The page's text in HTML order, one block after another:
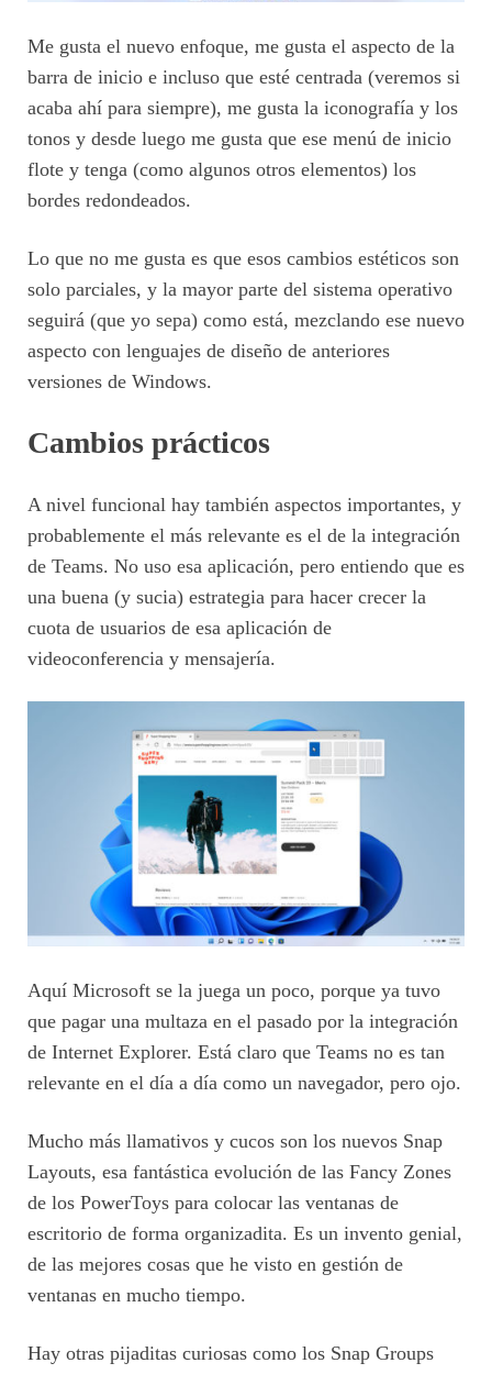
Me gusta el nuevo enfoque, me gusta el aspecto de la
barra de inicio e incluso que esté centrada (veremos si
acaba ahí para siempre), me gusta la iconografía y los
tonos y desde luego me gusta que ese menú de inicio
flote y tenga (como algunos otros elementos) los
bordes redondeados.
Lo que no me gusta es que esos cambios estéticos son
solo parciales, y la mayor parte del sistema operativo
seguirá (que yo sepa) como está, mezclando ese nuevo
aspecto con lenguajes de diseño de anteriores
versiones de Windows.
Cambios prácticos
A nivel funcional hay también aspectos importantes, y
probablemente el más relevante es el de la integración
de Teams. No uso esa aplicación, pero entiendo que es
una buena (y sucia) estrategia para hacer crecer la
cuota de usuarios de esa aplicación de
videoconferencia y mensajería.
Aquí Microsoft se la juega un poco, porque ya tuvo
que pagar una multaza en el pasado por la integración
de Internet Explorer. Está claro que Teams no es tan
relevante en el día a día como un navegador, pero ojo.
Mucho más llamativos y cucos son los nuevos Snap
Layouts, esa fantástica evolución de las Fancy Zones
de los PowerToys para colocar las ventanas de
escritorio de forma organizadita. Es un invento genial,
de las mejores cosas que he visto en gestión de
ventanas en mucho tiempo.
Hay otras pijaditas curiosas como los Snap Groups